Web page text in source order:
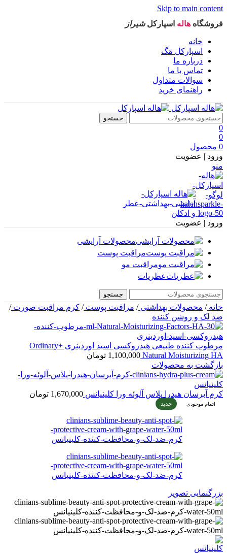
Skip to main content
فروشگاه هاله اسپارکلشیراز
خانه
اسپارکل مَگ
درباره ما
تماس با ما
سوالات متداول
راهنمای خرید
جستجو
0
0
0 محصول
ورود | عضویت
منو
ورود | عضویت
محصولات آرایشی
مراقبت پوست
مراقبت مو
عطریات
جستجو
خانه/ محصولات بهداشتی/ مراقبت پوست/ کرم مراقبت صورت/
ضد لک و روشن کننده
مرطوب کننده طبیعی هیدروکسی اسید اوردینری +Ordinary
Natural Moisturizing HA
1,100,000 تومان
بازگشت به محصولات
کرم آبرسان هیدرا پلاس آلوئه ورا کلینیانس 1,670,000 تومان
اتمام موجودی جدید
بزرگنمایی تصویر